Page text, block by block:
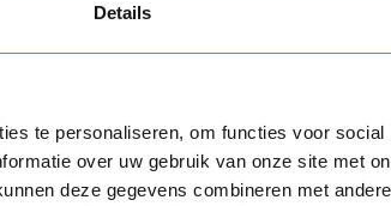
Details
te personaliseren, om functies voor
over uw gebruik van onze site met
deze gegevens combineren met
voorwaarden
zijn van toepassing.